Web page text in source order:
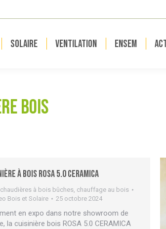
Solaire Ventilation ENSEM
bois
à bois Rosa 5.0 Ceramica
chaudières à bois bûches, chauffage au bois
Bois et Solaire 25 octobre 2024
en expo dans notre showroom de
la cuisinière bois ROSA 5.0 CERAMICA